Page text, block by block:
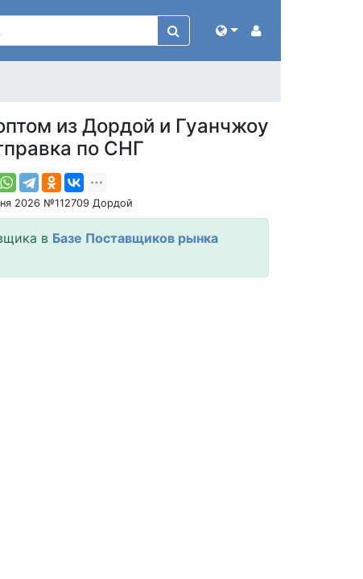
из Дордой и Гуанчжоу
по СНГ
2026 №112709 Дордой
в Базе Поставщиков рынка